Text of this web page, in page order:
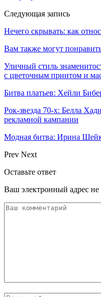
Следующая запись
Нечего скрывать: как
Вам также могут
Уличный стиль
с цветочным принтом и
Битва платьев: Хейли
Рок-звезда 70-х: Белла
рекламной кампании
Модная битва: Ирина
Prev Next
Оставьте ответ
Ваш электронный адрес не